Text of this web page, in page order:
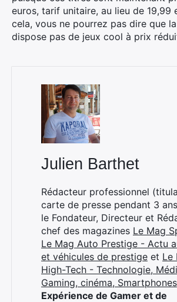
euros, tarif unitaire, au lieu de 19,99
cela, vous ne pourrez pas dire que
dispose pas de jeux cool à prix
Julien Barthet
Rédacteur professionnel
carte de presse pendant 3
le Fondateur, Directeur et
chef des magazines Le Mag
Le Mag Auto Prestige - Actu
et véhicules de prestige et Le
High-Tech - Technologie,
Gaming, cinéma, Smartphones
Expérience de Gamer et de
Rechercher